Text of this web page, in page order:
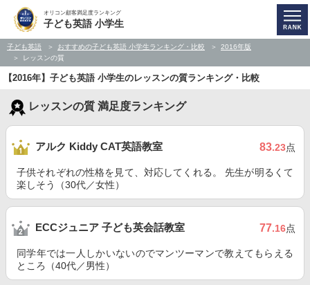
オリコン顧客満足度ランキング
子ども英語 小学生
子ども英語 おすすめの子ども英語 小学生ランキング・比較
2016年版
レッスンの質
【2016年】子ども英語 小学生のレッスンの質ランキング・比較
レッスンの質 満足度ランキング
アルク Kiddy CAT英語教室 83.23点
子供それぞれの性格を見て、対応してくれる。 先生が明るくて
楽しそう（30代／女性）
ECCジュニア 子ども英会話教室 77.16点
同学年では一人しかいないのでマンツーマンで教えてもらえる
ところ（40代／男性）